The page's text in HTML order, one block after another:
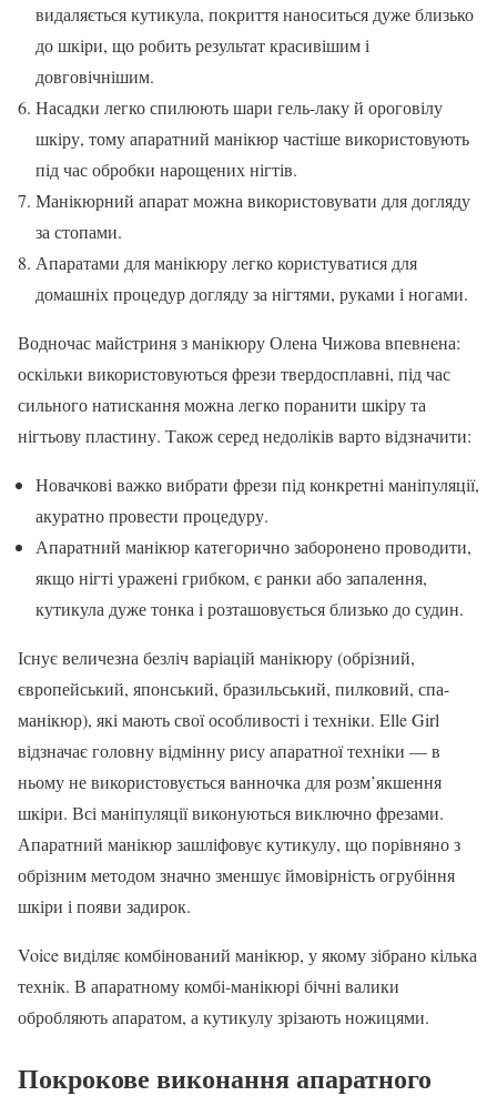
видаляється кутикула, покриття наноситься дуже близько
до шкіри, що робить результат красивішим і
довговічнішим.
Насадки легко спилюють шари гель-лаку й ороговілу
шкіру, тому апаратний манікюр частіше використовують
під час обробки нарощених нігтів.
Манікюрний апарат можна використовувати для догляду
за стопами.
Апаратами для манікюру легко користуватися для
домашніх процедур догляду за нігтями, руками і ногами.
Водночас майстриня з манікюру Олена Чижова впевнена:
оскільки використовуються фрези твердосплавні, під час
сильного натискання можна легко поранити шкіру та
нігтьову пластину. Також серед недоліків варто відзначити:
Новачкові важко вибрати фрези під конкретні маніпуляції,
акуратно провести процедуру.
Апаратний манікюр категорично заборонено проводити,
якщо нігті уражені грибком, є ранки або запалення,
кутикула дуже тонка і розташовується близько до судин.
Існує величезна безліч варіацій манікюру (обрізний,
європейський, японський, бразильський, пилковий, спа-
манікюр), які мають свої особливості і техніки. Elle Girl
відзначає головну відмінну рису апаратної техніки — в
ньому не використовується ванночка для розм’якшення
шкіри. Всі маніпуляції виконуються виключно фрезами.
Апаратний манікюр зашліфовує кутикулу, що порівняно з
обрізним методом значно зменшує ймовірність огрубіння
шкіри і появи задирок.
Voice виділяє комбінований манікюр, у якому зібрано кілька
технік. В апаратному комбі-манікюрі бічні валики
обробляють апаратом, а кутикулу зрізають ножицями.
Покрокове виконання апаратного